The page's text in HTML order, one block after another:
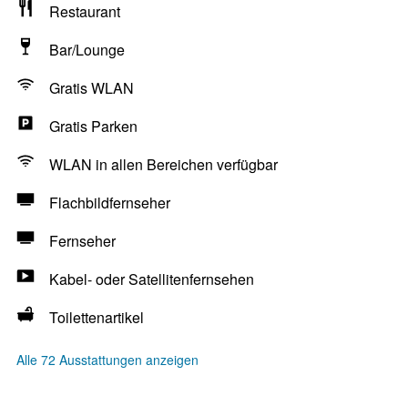
Restaurant
Bar/Lounge
Gratis WLAN
Gratis Parken
WLAN in allen Bereichen verfügbar
Flachbildfernseher
Fernseher
Kabel- oder Satellitenfernsehen
Toilettenartikel
Alle 72 Ausstattungen anzeigen